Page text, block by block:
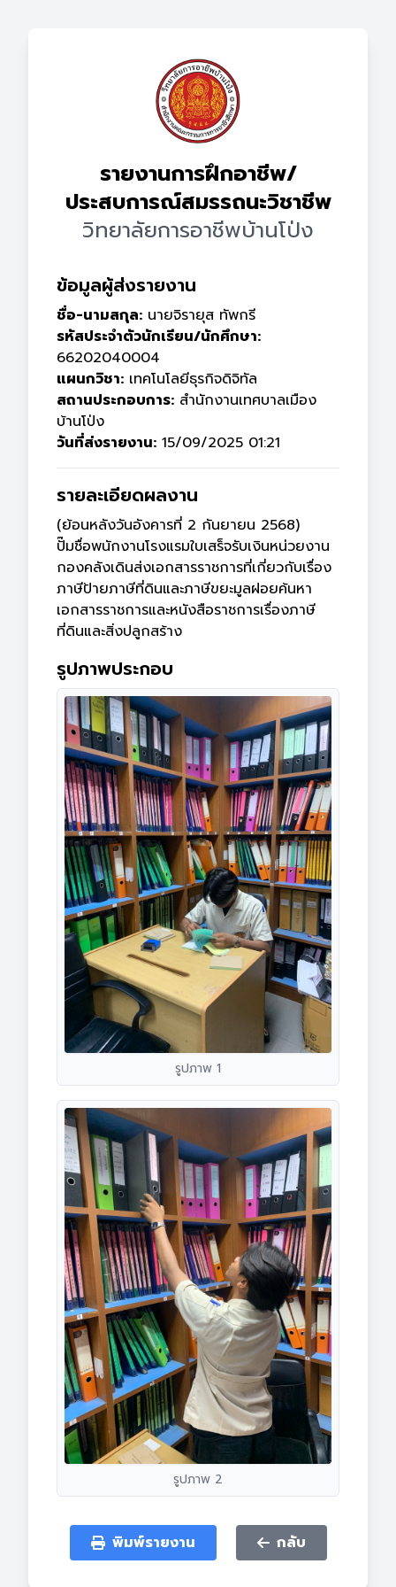
รายงานการฝึกอาชีพ/
ประสบการณ์สมรรถนะวิชาชีพ
วิทยาลัยการอาชีพบ้านโป่ง
ข้อมูลผู้ส่งรายงาน
ชื่อ-นามสกุล: นายจิรายุส ทัพกรี
รหัสประจำตัวนักเรียน/นักศึกษา:
66202040004
แผนกวิชา: เทคโนโลยีธุรกิจดิจิทัล
สถานประกอบการ: สำนักงานเทศบาลเมือง
บ้านโป่ง
วันที่ส่งรายงาน: 15/09/2025 01:21
รายละเอียดผลงาน
(ย้อนหลังวันอังคารที่ 2 กันยายน 2568)
ปั๊มชื่อพนักงานโรงแรมใบเสร็จรับเงินหน่วยงาน
กองคลังเดินส่งเอกสารราชการที่เกี่ยวกับเรื่อง
ภาษีป้ายภาษีที่ดินและภาษีขยะมูลฝอยค้นหา
เอกสารราชการและหนังสือราชการเรื่องภาษี
ที่ดินและสิ่งปลูกสร้าง
รูปภาพประกอบ
รูปภาพ 1
รูปภาพ 2
พิมพ์รายงาน กลับ